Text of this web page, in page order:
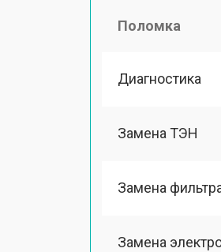
Поломка
Диагностика
Замена ТЭН
Замена
Замена